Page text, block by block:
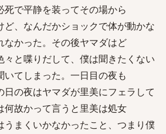
で平静を装ってその場から
ど、なんだかショックで体が動かな
なかった。その後ヤマダはど
々と喋りだして、僕は聞きたくない
いてしまった。一日目の夜も
の夜はヤマダが里美にフェラして
何故かって言うと里美は処女
うまくいかなかったこと、つまり僕